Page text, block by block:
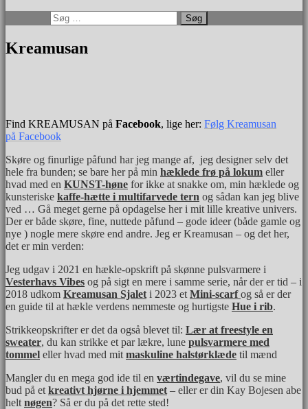
Kreamusan
Find KREAMUSAN på Facebook, lige her: Følg Kreamusan
på Facebook
Skøre og finurlige påfund har jeg mange af, jeg designer selv det
hele fra bunden; se bare her på min hæklede frø på lokum eller
hvad med en KUNST-høne for ikke at snakke om, min hæklede og
kunsteriske kaffe-hætte i multifarvede tern og sådan kan jeg blive
ved … Gå meget gerne på opdagelse her i mit lille kreative univers.
Der er både skøre, fine, nuttede påfund – gode ideer (både gamle og
nye ) nogle mere skøre end andre. Jeg er Kreamusan – og det her,
det er min verden:
Jeg udgav i 2021 en hækle-opskrift på skønne pulsvarmere i
Vesterhavs Vibes og på sigt en mere i samme serie, når der er tid – i
2018 udkom Kreamusan Sjalet i 2023 et Mini-scarf og så er der
en guide til at hækle verdens nemmeste og hurtigste Hue i rib.
Strikkeopskrifter er det da også blevet til: Lær at freestyle en
sweater, du kan strikke et par lækre, lune pulsvarmere med
tommel eller hvad med mit maskuline halstørklæde til mænd
Mangler du en mega god ide til en værtindegave, vil du se mine
bud på et kreativt hjørne i hjemmet – eller er din Kay Bojesen abe
helt nøgen? Så er du på det rette sted!